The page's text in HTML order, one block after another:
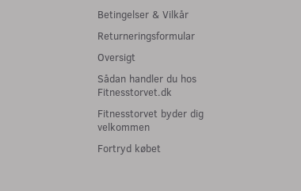
Betingelser & Vilkår
Returneringsformular
Oversigt
Sådan handler du hos
Fitnesstorvet.dk
Fitnesstorvet byder dig
velkommen
Fortryd købet